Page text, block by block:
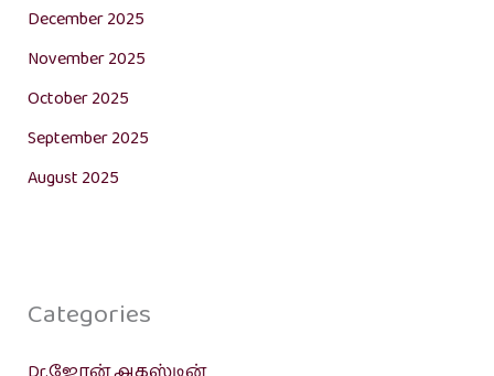
December 2025
November 2025
October 2025
September 2025
August 2025
Categories